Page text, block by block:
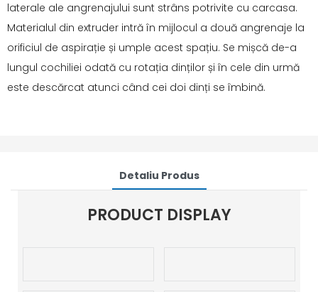
laterale ale angrenajului sunt strâns potrivite cu carcasa.
Materialul din extruder intră în mijlocul a două angrenaje la
orificiul de aspirație și umple acest spațiu. Se mișcă de-a
lungul cochiliei odată cu rotația dinților și în cele din urmă
este descărcat atunci când cei doi dinți se îmbină.
Detaliu Produs
PRODUCT DISPLAY